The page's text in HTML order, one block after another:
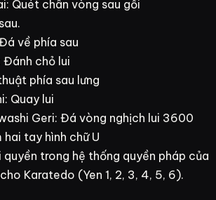
Quét chân vòng sau gối
về phía sau
Đánh chỏ lui
phía sau lưng
Quay lui
Geri: Đá vòng nghịch lui 3600
tay hình chữ U
quyền trong hệ thống quyền pháp của
Karatedo (Yen 1, 2, 3, 4, 5, 6).